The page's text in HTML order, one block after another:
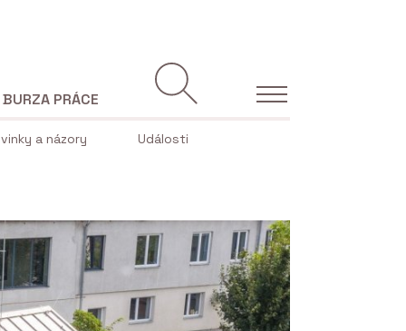
a názory Události
BURZA PRÁCE